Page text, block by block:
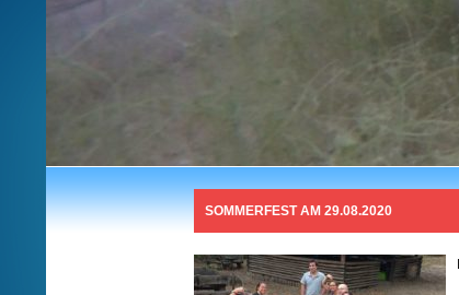
SOMMERFEST AM 29.08.2020